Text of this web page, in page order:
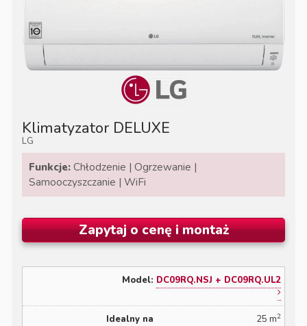
Klimatyzator DELUXE
LG
Funkcje:Chłodzenie | Ogrzewanie |
Samooczyszczanie | WiFi
Zapytaj o cenę i montaż
DC09RQ.NSJ + DC09RQ.UL2
25 m2